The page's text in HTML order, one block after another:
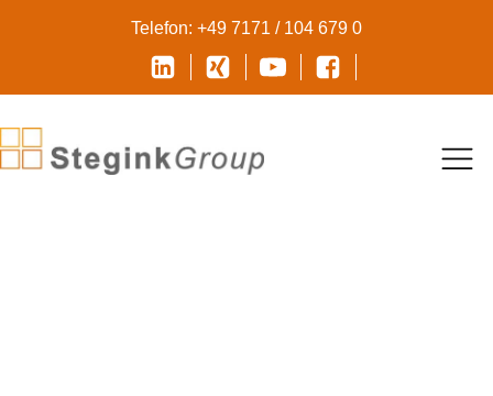
Telefon: +49 7171 / 104 679 0